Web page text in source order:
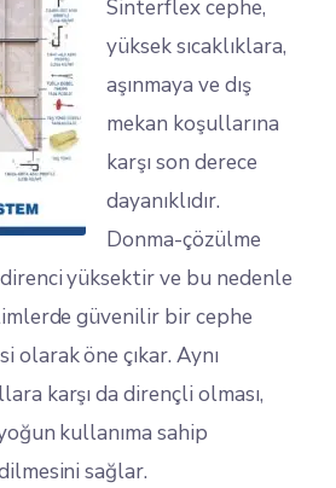
Sinterflex cephe,
yüksek sıcaklıklara,
aşınmaya ve dış
mekan koşullarına
karşı son derece
dayanıklıdır.
Donma-çözülme
yüksektir ve bu nedenle
güvenilir bir cephe
olarak öne çıkar. Aynı
karşı da dirençli olması,
kullanıma sahip
sağlar.